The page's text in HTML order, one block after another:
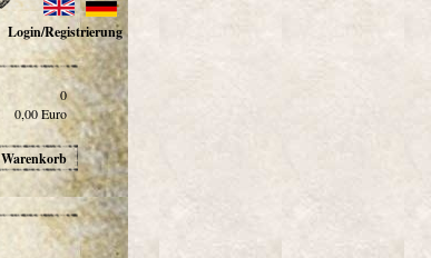
Login/Registrierung
0
0,00Euro
Warenkorb